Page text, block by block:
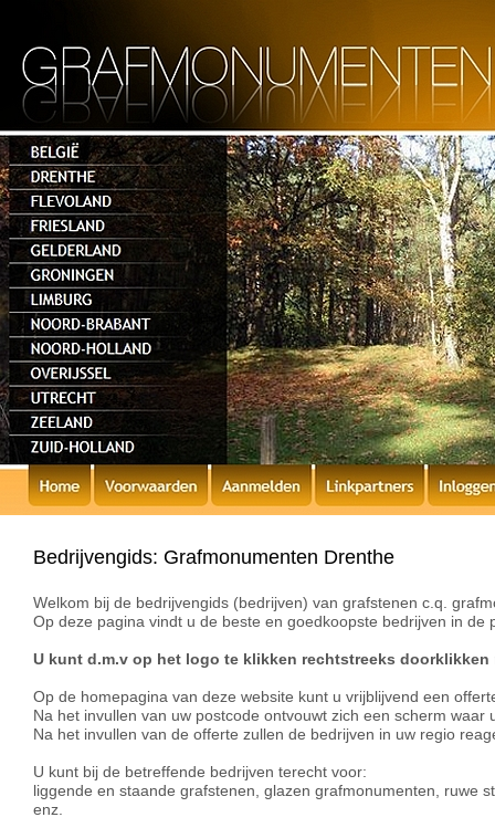
Bedrijvengids: Grafmonumenten Drenthe
Welkom bij de bedrijvengids (bedrijven) van grafstenen c.q.
Op deze pagina vindt u de beste en goedkoopste bedrijven in
U kunt d.m.v op het logo te klikken rechtstreeks
Op de homepagina van deze website kunt u vrijblijvend een
Na het invullen van uw postcode ontvouwt zich een scherm waar
Na het invullen van de offerte zullen de bedrijven in uw regio
U kunt bij de betreffende bedrijven terecht voor:
liggende en staande grafstenen, glazen grafmonumenten, ruwe
enz.